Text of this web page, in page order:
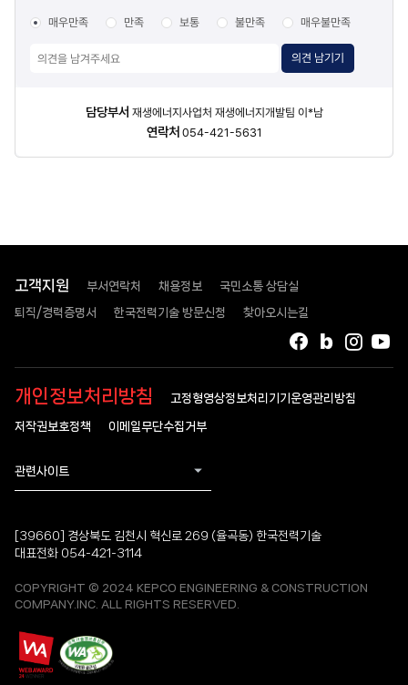
매우만족 만족 보통 불만족 매우불만족
의견 남기기
담당부서 재생에너지사업처 재생에너지개발팀 이*남
연락처 054-421-5631
고객지원 부서연락처 채용정보 국민소통 상담실
퇴직/경력증명서 한국전력기술 방문신청 찾아오시는길
인스
블로그
페이스북
개인정보처리방침 고정형영상정보처리기기운영관리방침
저작권보호정책 이메일무단수집거부
관련사이트
[39660] 경상북도 김천시 혁신로 269 (율곡동) 한국전력기술
대표전화 054-421-3114
COPYRIGHT © 2024 KEPCO ENGINEERING & CONSTRUCTION
COMPANY.INC. ALL RIGHTS RESERVED.